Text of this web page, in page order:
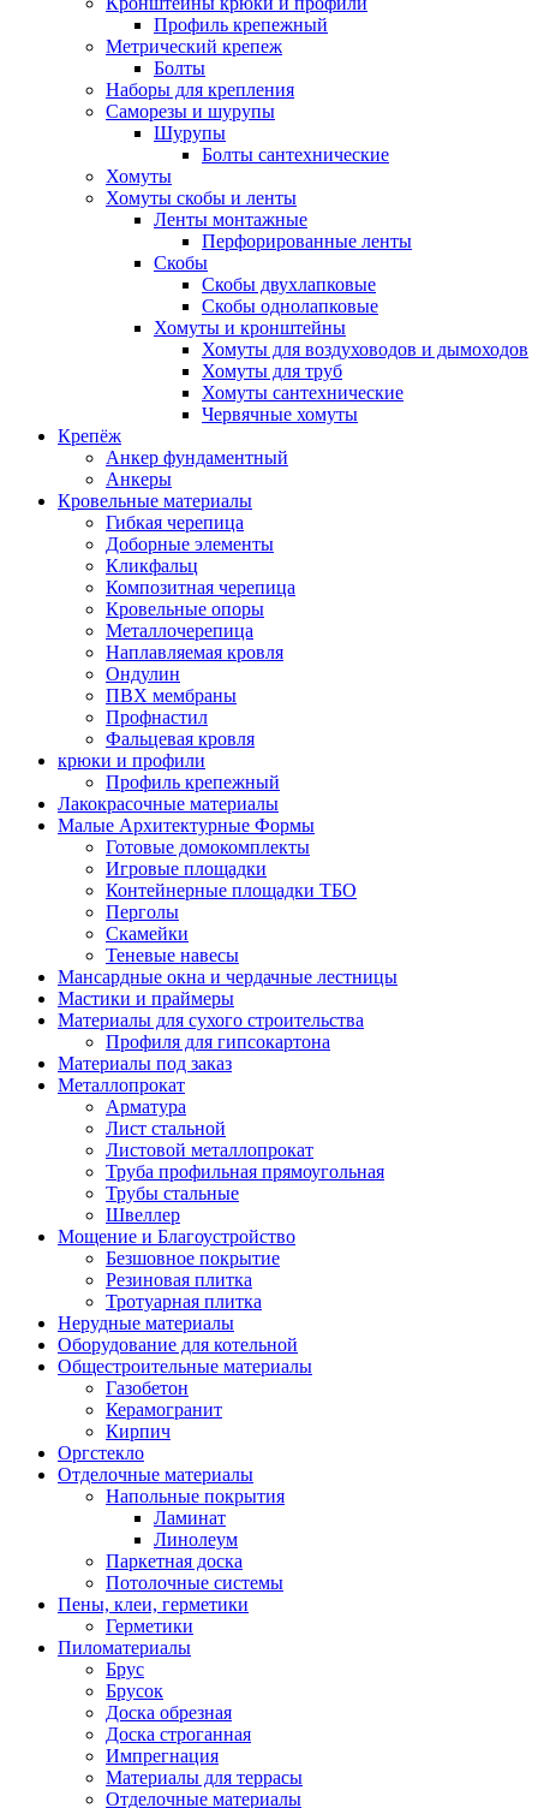
Профиль крепежный
Метрический крепеж
Болты
Наборы для крепления
Саморезы и шурупы
Шурупы
Болты сантехнические
Хомуты
Хомуты скобы и ленты
Ленты монтажные
Перфорированные ленты
Скобы
Скобы двухлапковые
Скобы однолапковые
Хомуты и кронштейны
Хомуты для воздуховодов и дымоходов
Хомуты для труб
Хомуты сантехнические
Червячные хомуты
Крепёж
Анкер фундаментный
Анкеры
Кровельные материалы
Гибкая черепица
Доборные элементы
Кликфальц
Композитная черепица
Кровельные опоры
Металлочерепица
Наплавляемая кровля
Ондулин
ПВХ мембраны
Профнастил
Фальцевая кровля
крюки и профили
Профиль крепежный
Лакокрасочные материалы
Малые Архитектурные Формы
Готовые домокомплекты
Игровые площадки
Контейнерные площадки ТБО
Перголы
Скамейки
Теневые навесы
Мансардные окна и чердачные лестницы
Мастики и праймеры
Материалы для сухого строительства
Профиля для гипсокартона
Материалы под заказ
Металлопрокат
Арматура
Лист стальной
Листовой металлопрокат
Труба профильная прямоугольная
Трубы стальные
Швеллер
Мощение и Благоустройство
Безшовное покрытие
Резиновая плитка
Тротуарная плитка
Нерудные материалы
Оборудование для котельной
Общестроительные материалы
Газобетон
Керамогранит
Кирпич
Оргстекло
Отделочные материалы
Напольные покрытия
Ламинат
Линолеум
Паркетная доска
Потолочные системы
Пены, клеи, герметики
Герметики
Пиломатериалы
Брус
Брусок
Доска обрезная
Доска строганная
Импрегнация
Материалы для террасы
Отделочные материалы